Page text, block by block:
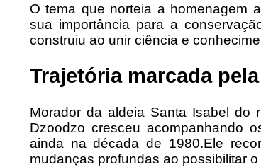
O tema que norteia a homenagem
sua importância para a
construiu ao unir ciência e
Trajetória marcada
Morador da aldeia Santa Isabel do
Dzoodzo cresceu acompanhando
ainda na década de 1980.Ele
mudanças profundas ao possibilitar